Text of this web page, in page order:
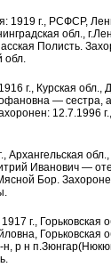
1919 г., РСФСР,
обл.,
Полисть.
обл.
г., Курская обл.,
— сестра,
12.7.1996
Архангельская
Иванович —
Бор.
г.,
Горьковская
р н